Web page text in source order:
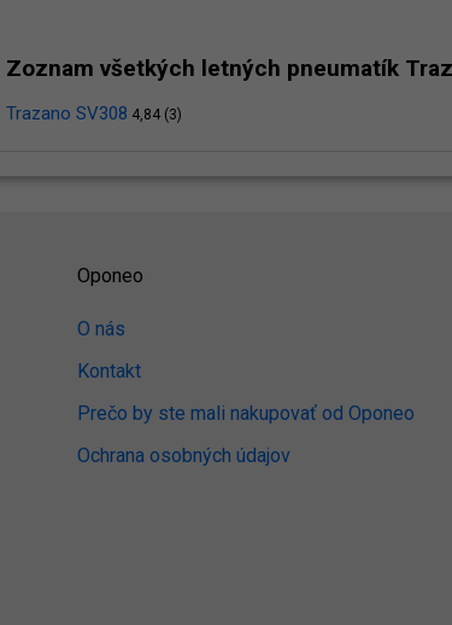
Zoznam všetkých letných pneumatík
Trazano SV308 4,84 (3)
Oponeo
O nás
Kontakt
Prečo by ste mali nakupovať od Oponeo
Ochrana osobných údajov